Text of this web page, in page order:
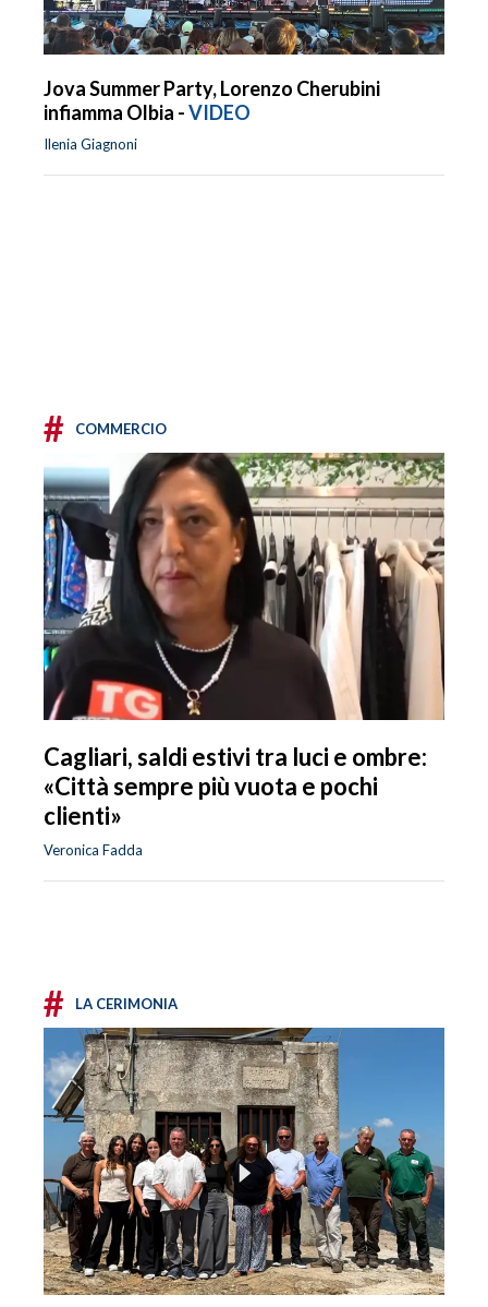
Jova Summer Party, Lorenzo Cherubini
infiamma Olbia -VIDEO
Ilenia Giagnoni
# COMMERCIO
Cagliari, saldi estivi tra luci e ombre:
«Città sempre più vuota e pochi
clienti»
Veronica Fadda
# LA CERIMONIA